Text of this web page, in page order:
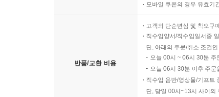
모바일 쿠폰의 경우 유효기
반품/교환 비용
고객의 단순변심 및 착오구
직수입양서/직수입일서중
단, 아래의 주문/취소 조건
오늘 00시 ~ 06시 30분
오늘 06시 30분 이후 주
직수입 음반/영상물/기프트
단, 당일 00시~13시 사이의